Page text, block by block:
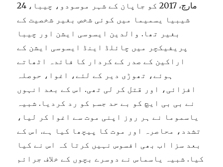
24 مارچ، 2017 کو جاپان کے شہر موسودو، چیبا،
شیبیا یسمیما میں کوئی شخص بغیر شخصیت کے
بغیر تھا. والدین ایسوسی ایشن اور چیبا
پریفیکچر میں چائلڈ اینڈ ایسوسی ایشن کے
اراکین کے صدر کے کردار کا فائدہ اٹھاتے
ہوئے، تھوڑی دیر کے لئے، اغوا، حوصلہ
افزائی، اور قتل کر لی تھی. اس کے بعد انہوں
نے بی بی ایچ کو بے حد جسم کو رد کردیا. شبیہ
یاسموما نے ہر روز اپنی موت سے اغوا کر لیا،
تشدد، محاصرہ اور موت کا پیچھا کیا ہے. اس کے
بعد سزا اب بھی افسوس نہیں کرتا کہ اس نے کیا
کیا. شبیہ یاسماس نے دوسرے بچوں کے خلاف جرائم